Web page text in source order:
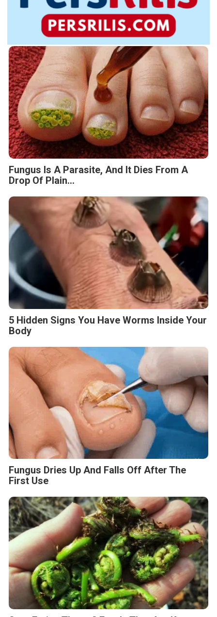
Fungus Is A Parasite, And It Dies From A
Drop Of Plain...
5 Hidden Signs You Have Worms Inside Your
Body
Fungus Dries Up And Falls Off After The
First Use